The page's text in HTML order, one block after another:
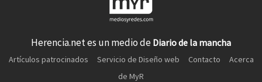
Herencia.net es un medio de Diario de la mancha
Artículos patrocinados Servicio de Diseño web Contacto
Acerca
de MyR